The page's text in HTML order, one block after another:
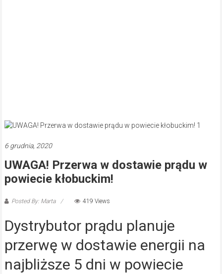
6 grudnia, 2020
UWAGA! Przerwa w dostawie prądu w
powiecie kłobuckim!
Posted By: Marta 419 Views
Dystrybutor prądu planuje
przerwę w dostawie energii na
najbliższe 5 dni w powiecie